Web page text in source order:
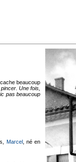
beaucoup
Une fois,
pas beaucoup
Marcel, né en